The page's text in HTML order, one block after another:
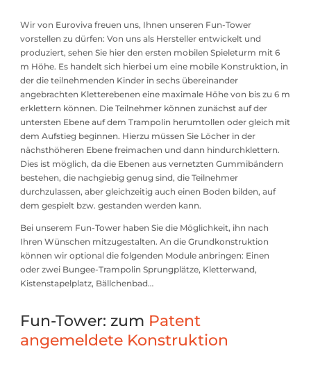
Wir von Euroviva freuen uns, Ihnen unseren Fun-Tower
vorstellen zu dürfen: Von uns als Hersteller entwickelt und
produziert, sehen Sie hier den ersten mobilen Spieleturm mit 6
m Höhe. Es handelt sich hierbei um eine mobile Konstruktion, in
der die teilnehmenden Kinder in sechs übereinander
angebrachten Kletterebenen eine maximale Höhe von bis zu 6 m
erklettern können. Die Teilnehmer können zunächst auf der
untersten Ebene auf dem Trampolin herumtollen oder gleich mit
dem Aufstieg beginnen. Hierzu müssen Sie Löcher in der
nächsthöheren Ebene freimachen und dann hindurchklettern.
Dies ist möglich, da die Ebenen aus vernetzten Gummibändern
bestehen, die nachgiebig genug sind, die Teilnehmer
durchzulassen, aber gleichzeitig auch einen Boden bilden, auf
dem gespielt bzw. gestanden werden kann.
Bei unserem Fun-Tower haben Sie die Möglichkeit, ihn nach
Ihren Wünschen mitzugestalten. An die Grundkonstruktion
können wir optional die folgenden Module anbringen: Einen
oder zwei Bungee-Trampolin Sprungplätze, Kletterwand,
Kistenstapelplatz, Bällchenbad…
Fun-Tower: zum Patent
angemeldete Konstruktion